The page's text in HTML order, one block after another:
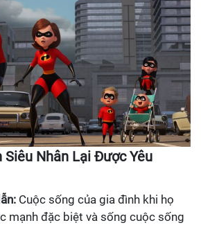
Siêu Nhân Lại Được Yêu
Cuộc sống của gia đình khi họ
mạnh đặc biệt và sống cuộc sống